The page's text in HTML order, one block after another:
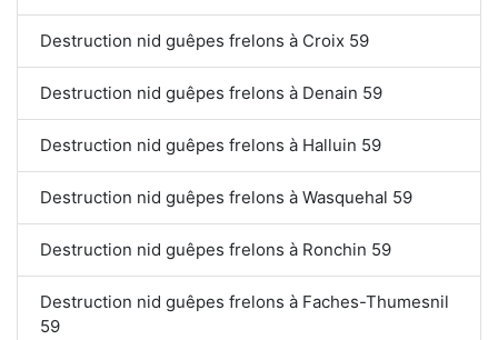
Destruction nid guêpes frelons à Croix 59
Destruction nid guêpes frelons à Denain 59
Destruction nid guêpes frelons à Halluin 59
Destruction nid guêpes frelons à Wasquehal 59
Destruction nid guêpes frelons à Ronchin 59
Destruction nid guêpes frelons à Faches-Thumesnil
59